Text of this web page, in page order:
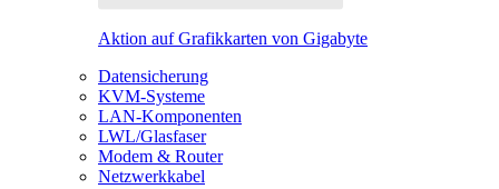
Aktion auf Grafikkarten von Gigabyte
Datensicherung
KVM-Systeme
LAN-Komponenten
LWL/Glasfaser
Modem & Router
Netzwerkkabel